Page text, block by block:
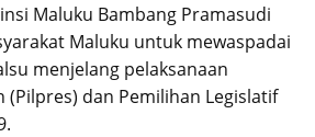
Maluku Bambang Pramasudi
Maluku untuk mewaspadai
menjelang pelaksanaan
(Pilpres) dan Pemilihan Legislatif